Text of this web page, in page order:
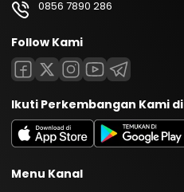
0856 7890 286
Follow Kami
Ikuti Perkembangan Kami di
Menu Kanal